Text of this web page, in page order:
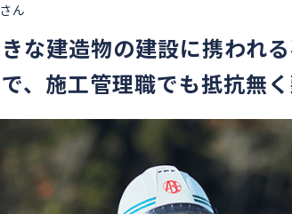
ん
な建造物の建設に携われる
、施工管理職でも抵抗無く